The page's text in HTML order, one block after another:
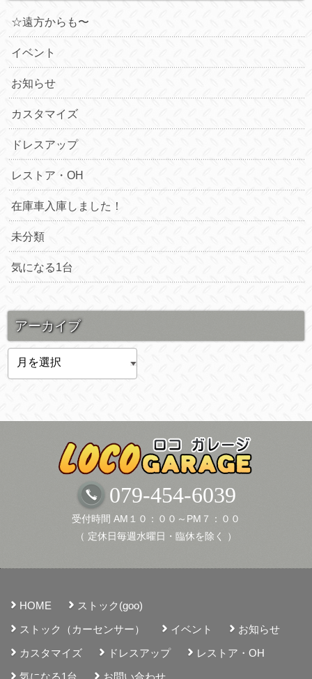
☆遠方からも〜
イベント
お知らせ
カスタマイズ
ドレスアップ
レストア・OH
在庫車入庫しました！
未分類
気になる1台
アーカイブ
ブ
079-454-6039
受付時間 AM１０：００～PM７：００
（ 定休日毎週水曜日・臨休を除く ）
HOME
ストック(goo)
ストック（カーセンサー）
イベント
お知らせ
カスタマイズ
ドレスアップ
レストア・OH